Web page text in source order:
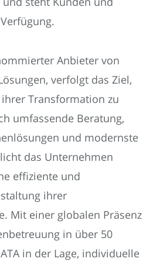
Anbieter von
verfolgt das Ziel,
Transformation zu
umfassende Beratung,
und modernste
das Unternehmen
effiziente und
ihrer
Mit einer globalen Präsenz
in über 50
in der Lage, individuelle